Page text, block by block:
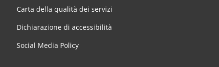
Carta della qualità dei servizi
Dichiarazione di accessibilità
Social Media Policy